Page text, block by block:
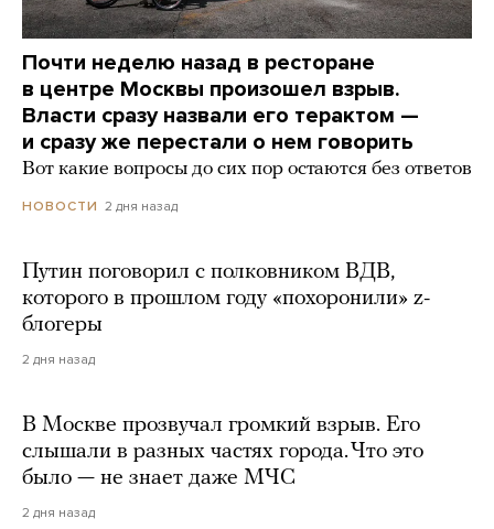
Почти неделю назад в ресторане
в центре Москвы произошел взрыв.
Власти сразу назвали его терактом —
и сразу же перестали о нем говорить
Вот какие вопросы до сих пор остаются без ответов
НОВОСТИ 2 дня назад
Путин поговорил с полковником ВДВ,
которого в прошлом году «похоронили» z-
блогеры
2 дня назад
В Москве прозвучал громкий взрыв. Его
слышали в разных частях города. Что это
было — не знает даже МЧС
2 дня назад